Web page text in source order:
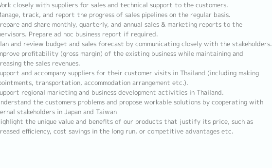
closely with suppliers for sales and technical support to the customers.
track, and report the progress of sales pipelines on the regular basis.
and share monthly, quarterly, and annual sales & marketing reports to the
Prepare ad hoc business report if required.
and review budget and sales forecast by communicating closely with the stakeholders.
profitability (gross margin) of the existing business while maintaining and
the sales revenues.
and accompany suppliers for their customer visits in Thailand (including making
transportation, accommodation arrangement etc.).
regional marketing and business development activities in Thailand.
the customers problems and propose workable solutions by cooperating with
stakeholders in Japan and Taiwan
the unique value and benefits of our products that justify its price, such as
efficiency, cost savings in the long run, or competitive advantages etc.